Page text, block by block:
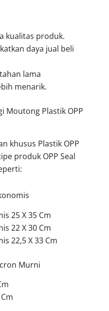
kualitas produk.
daya jual beli
lama
menarik.
Moutong Plastik OPP
khusus Plastik OPP
produk OPP Seal
25 X 35 Cm
22 X 30 Cm
22,5 X 33 Cm
Murni